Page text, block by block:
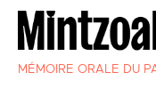
MÉMOIRE ORALE DU